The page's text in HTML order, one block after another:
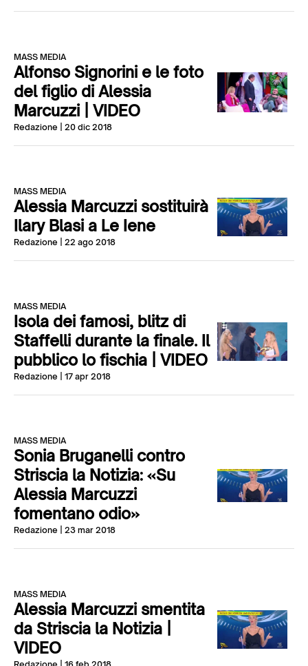
MASS MEDIA
Alfonso Signorini e le foto
del figlio di Alessia
Marcuzzi | VIDEO
Redazione | 20 dic 2018
MASS MEDIA
Alessia Marcuzzi sostituirà
Ilary Blasi a Le Iene
Redazione | 22 ago 2018
MASS MEDIA
Isola dei famosi, blitz di
Staffelli durante la finale. Il
pubblico lo fischia | VIDEO
Redazione | 17 apr 2018
MASS MEDIA
Sonia Bruganelli contro
Striscia la Notizia: «Su
Alessia Marcuzzi
fomentano odio»
Redazione | 23 mar 2018
MASS MEDIA
Alessia Marcuzzi smentita
da Striscia la Notizia |
VIDEO